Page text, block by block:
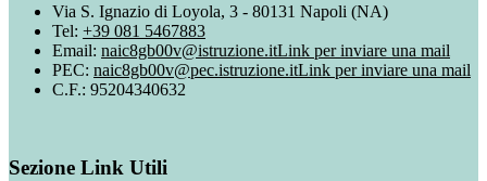
Via S. Ignazio di Loyola, 3 - 80131 Napoli (NA)
Tel: +39 081 5467883
Email: naic8gb00v@istruzione.itLink per inviare una mail
PEC: naic8gb00v@pec.istruzione.itLink per inviare una mail
C.F.: 95204340632
Sezione Link Utili